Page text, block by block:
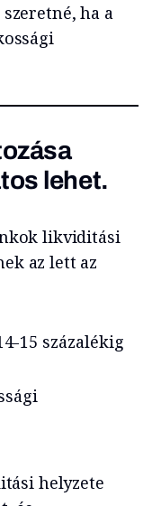
ha a
lehet.
likviditási
az lett az
15 százalékig
helyzete